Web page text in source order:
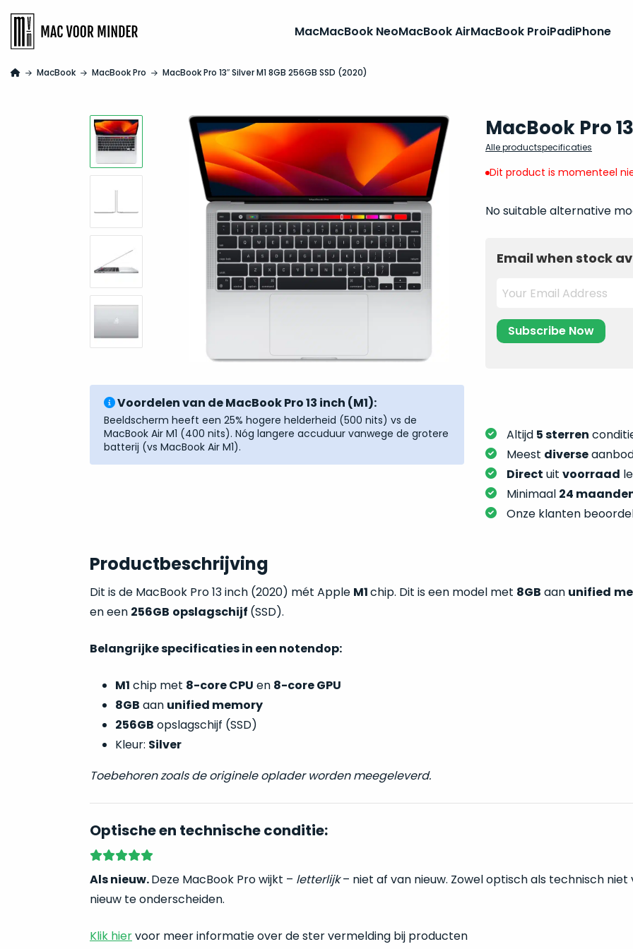
MacMacBook NeoMacBook AirMacBook ProiPadiPhone
MacBook MacBook Pro MacBook Pro 13″ Silver M1 8GB 256GB SSD (2020)
Voordelen van de MacBook Pro 13 inch (M1):
Beeldscherm heeft een 25% hogere helderheid (500 nits) vs de
MacBook Air M1 (400 nits). Nóg langere accuduur vanwege de grotere
batterij (vs MacBook Air M1).
MacBook Pro
Alle productspecificaties
Dit product is momenteel
No suitable alternative
Email when stock
Altijd 5 sterren
Meest diverse
Direct uit voorraad
Minimaal 24
Onze klanten
Productbeschrijving
Dit is de MacBook Pro 13 inch (2020) mét Apple M1chip. Dit is een model met 8GB aan unified
en een 256GB opslagschijf (SSD).
Belangrijke specificaties in een notendop:
M1 chip met 8-core CPU en 8-core GPU
8GB aan unified memory
256GB opslagschijf (SSD)
Kleur: Silver
Toebehoren zoals de originele oplader worden meegeleverd.
Optische en technische conditie:
Als nieuw.Deze MacBook Pro wijkt – letterlijk– niet af van nieuw. Zowel optisch als technisch niet
nieuw te onderscheiden.
Klik hiervoor meer informatie over de ster vermelding bij producten